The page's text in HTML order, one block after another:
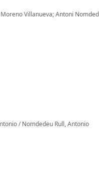
Villanueva; Antoni
/ Nomdedeu Rull, Antonio